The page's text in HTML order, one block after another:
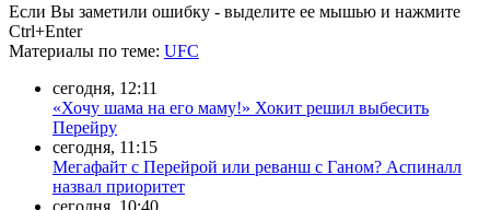
Если Вы заметили ошибку - выделите ее мышью и нажмите
Ctrl+Enter
Материалы по теме: UFC
сегодня, 12:11
«Хочу шама на его маму!» Хокит решил выбесить
Перейру
сегодня, 11:15
Мегафайт с Перейрой или реванш с Ганом? Аспиналл
назвал приоритет
сегодня, 10:40